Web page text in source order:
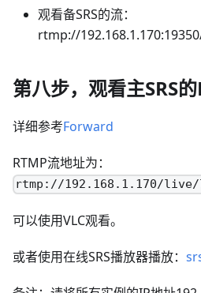
观看备SRS的流：
rtmp://
第八步，观看主SRS
详细参考Forward
RTMP流地址为：
rtmp://192.168.1.170/
可以使用VLC观看。
或者使用在线SRS播放器播放：